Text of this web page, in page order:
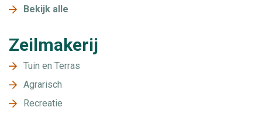
Bekijk alle
Zeilmakerij
Tuin en Terras
Agrarisch
Recreatie